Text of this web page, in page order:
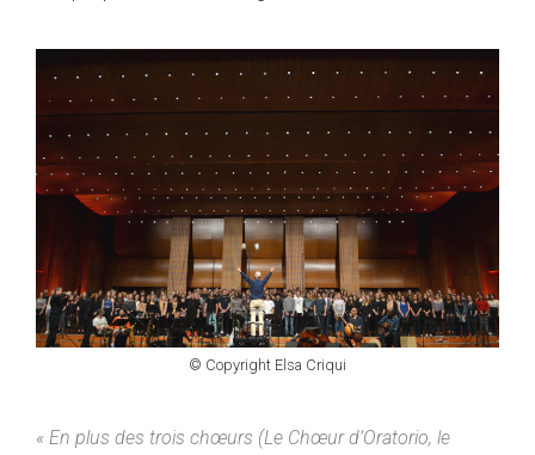
© Copyright Elsa Criqui
« En plus des trois chœurs (Le Chœur d’Oratorio, le